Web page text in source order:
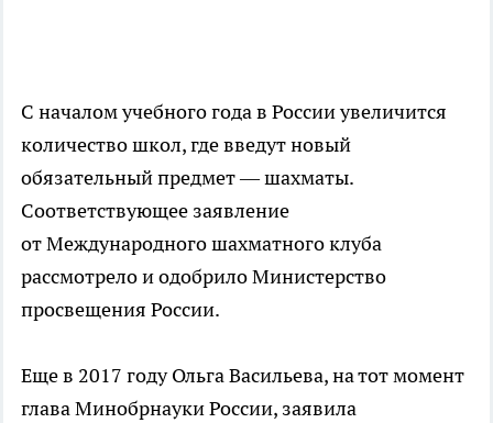
С началом учебного года в России увеличится
количество школ, где введут новый
обязательный предмет — шахматы.
Соответствующее заявление
от Международного шахматного клуба
рассмотрело и одобрило Министерство
просвещения России.
Еще в 2017 году Ольга Васильева, на тот момент
глава Минобрнауки России, заявила